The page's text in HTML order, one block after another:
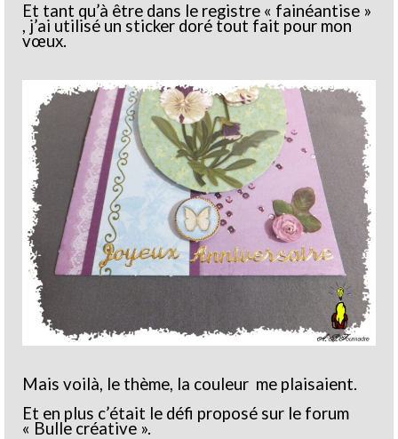
Et tant qu’à être dans le registre « fainéantise »
, j’ai utilisé un sticker doré tout fait pour mon
vœux.
Mais voilà, le thème, la couleur me plaisaient.
Et en plus c’était le défi proposé sur le forum
« Bulle créative ».